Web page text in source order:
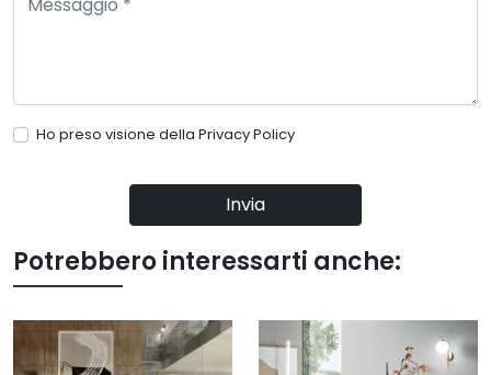
Ho preso visione della Privacy Policy
Invia
Potrebbero interessarti anche: